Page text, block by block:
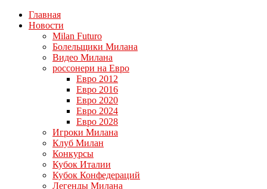
Главная
Новости
Milan Futuro
Болельщики Милана
Видео Милана
россонери на Евро
Евро 2012
Евро 2016
Евро 2020
Евро 2024
Евро 2028
Игроки Милана
Клуб Милан
Конкурсы
Кубок Италии
Кубок Конфедераций
Легенды Милана